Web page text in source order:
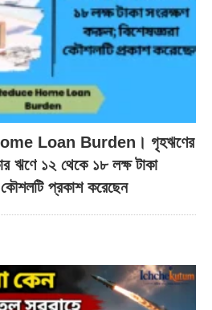
Loan Burden। গৃহঋণের
ঋণে ১২ থেকে ১৮ লক্ষ টাকা
প্রকাশ করেছেন